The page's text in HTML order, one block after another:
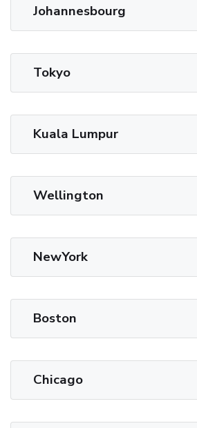
Johannesbourg
Tokyo
Kuala Lumpur
Wellington
NewYork
Boston
Chicago